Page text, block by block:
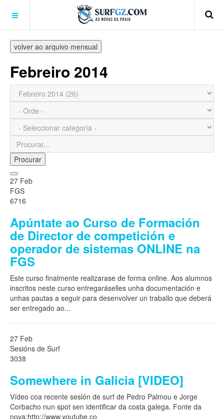
volver ao arquivo mensual
Febreiro 2014
Procurar
27 Feb
FGS
6716
Apúntate ao Curso de Formación
de Director de competición e
operador de sistemas ONLINE na
FGS
Este curso finalmente realizarase de forma online. Aos alumnos
inscritos neste curso entregaráselles unha documentación e
unhas pautas a seguir para desenvolver un traballo que deberá
ser entregado ao...
27 Feb
Sesións de Surf
3038
Somewhere in Galicia [VIDEO]
Vídeo coa recente sesión de surf de Pedro Palmou e Jorge
Corbacho nun spot sen identificar da costa galega. Fonte da
nova:http://www.youtube.co